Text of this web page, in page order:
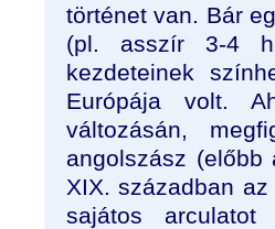
történet van. Bár
(pl. asszír 3-4
kezdeteinek
Európája volt.
változásán,
angolszász
XIX. században
sajátos